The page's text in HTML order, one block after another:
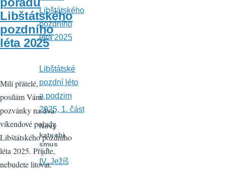
Libštátského
pozdního
léta 2025
Milí přátelé,
posílám Vám
pozvánky na dva
víkendové pořady
Libštátského pozdního
léta 2025. Přijďte,
nebudete litovat.
Libštátského
pozdního
léta 2025
Libštátské
pozdní léto
a podzim
2025, 1. část
Nový
katechi
smus
IV. Ježíš